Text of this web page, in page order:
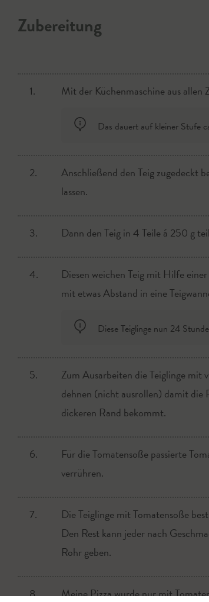
Zubereitung
1. Mit der Küchenmaschine aus allen
Das dauert auf kleiner Stufe
2.
Anschließend den Teig zugedeckt
lassen.
3. Dann den Teig in 4 Teile á 250 g
4.
Diesen weichen Teig mit Hilfe
mit etwas Abstand in eine
Diese Teiglinge nun 24
5.
Zum Ausarbeiten die Teiglinge mit
dehnen (nicht ausrollen) damit die
dickeren Rand bekommt.
6.
Für die Tomatensoße passierte
verrühren.
7.
Die Teiglinge mit Tomatensoße
Den Rest kann jeder nach
Rohr geben.
8.
Meine Pizza wurde nur mit